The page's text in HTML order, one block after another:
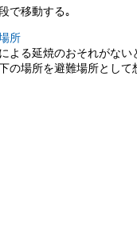
で移動する｡
所
よる延焼のおそれがない
の場所を避難場所とし